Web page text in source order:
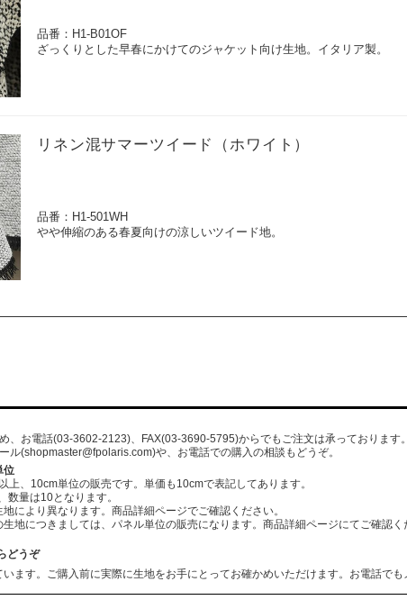
品番：H1-B01OF
ざっくりとした早春にかけてのジャケット向け生地。イタリア製。
リネン混サマーツイード（ホワイト）
品番：H1-501WH
やや伸縮のある春夏向けの涼しいツイード地。
、お電話(03-3602-2123)、FAX(03-3690-5795)からでもご注文は承っております。
ル(shopmaster@fpolaris.com)や、お電話での購入の相談もどうぞ。
位
上、10cm単位の販売です。単価も10cmで表記してあります。
数量は10となります。
により異なります。商品詳細ページでご確認ください。
地につきましては、パネル単位の販売になります。商品詳細ページにてご確認く
どうぞ
ます。ご購入前に実際に生地をお手にとってお確かめいただけます。お電話でも